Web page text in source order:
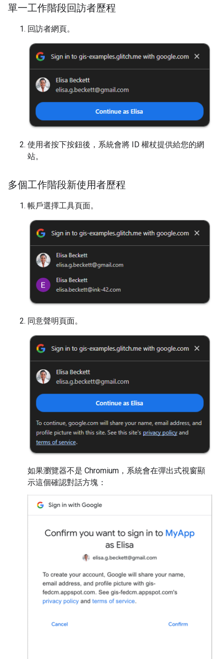
單一工作階段回訪者歷程
回訪者網頁。
使用者按下按鈕後，系統會將 ID 權杖提供給您的網
站。
多個工作階段新使用者歷程
帳戶選擇工具頁面。
同意聲明頁面。
如果瀏覽器不是 Chromium，系統會在彈出式視窗顯
示這個確認對話方塊：